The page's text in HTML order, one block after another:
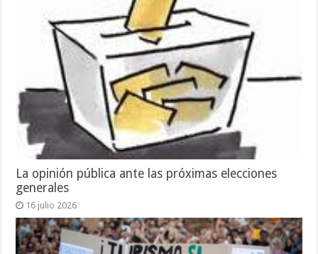
La opinión pública ante las próximas elecciones
generales
16 julio 2026